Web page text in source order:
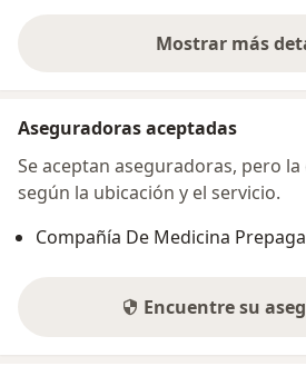
Mostrar mássobre
Aseguradoras aceptadas
Se aceptan aseguradoras, pero
según la ubicación y el servicio.
Compañía De Medicina
Encuentre su